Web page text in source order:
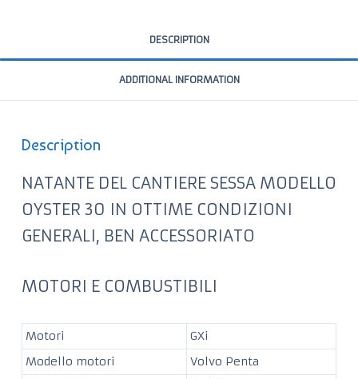
DESCRIPTION
ADDITIONAL INFORMATION
Description
NATANTE DEL CANTIERE SESSA MODELLO
OYSTER 30 IN OTTIME CONDIZIONI
GENERALI, BEN ACCESSORIATO
MOTORI E COMBUSTIBILI
Motori
GXi
Modello motori
Volvo Penta